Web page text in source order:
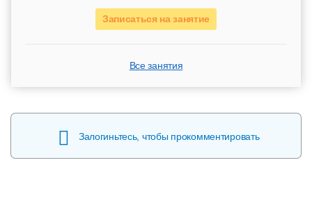
Записаться на занятие
Все занятия
Залогиньтесь, чтобы прокомментировать